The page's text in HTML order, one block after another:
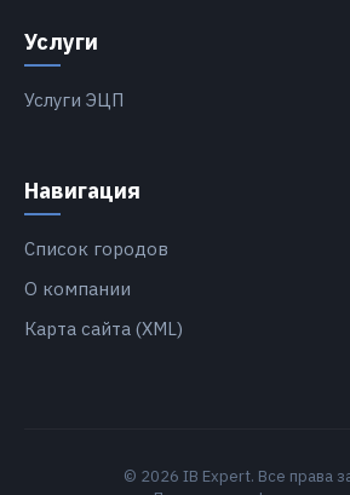
Услуги
Услуги ЭЦП
Навигация
Список городов
О компании
Карта сайта (XML)
© 2026 IB Expert. Все права